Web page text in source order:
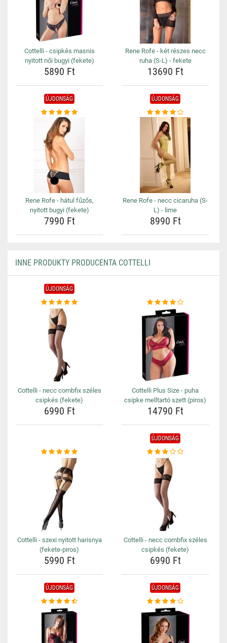
Cottelli - csipkés masnis
nyitott női bugyi (fekete)
5890 Ft
Rene Rofe - két részes necc
ruha (S-L) - fekete
13690 Ft
ÚJDONSÁG
Rene Rofe - hátul fűzős,
nyitott bugyi (fekete)
7990 Ft
ÚJDONSÁG
Rene Rofe - necc cicaruha (S-
L) - lime
8990 Ft
INNE PRODUKTY PRODUCENTA COTTELLI
ÚJDONSÁG
Cottelli - necc combfix széles
csipkés (fekete)
6990 Ft
Cottelli Plus Size - puha
csipke melltartó szett (piros)
14790 Ft
Cottelli - szexi nyitott harisnya
(fekete-piros)
5990 Ft
ÚJDONSÁG
Cottelli - necc combfix széles
csipkés (fekete)
6990 Ft
ÚJDONSÁG ÚJDONSÁG